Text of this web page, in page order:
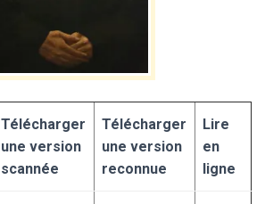
Télécharger
une version
scannée
Télécharger
une version
reconnue
Lire
en
ligne